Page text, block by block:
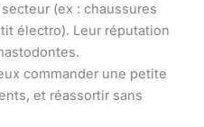
(ex : chaussures
électro). Leur réputation
commander une petite
et réassortir sans